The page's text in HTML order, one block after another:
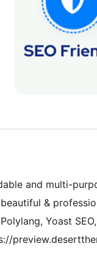
and multi-
&
Yoast